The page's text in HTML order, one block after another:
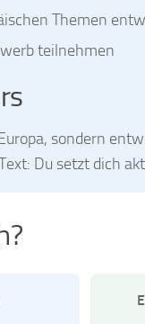
Themen
teilnehmen
sondern
Du setzt dich